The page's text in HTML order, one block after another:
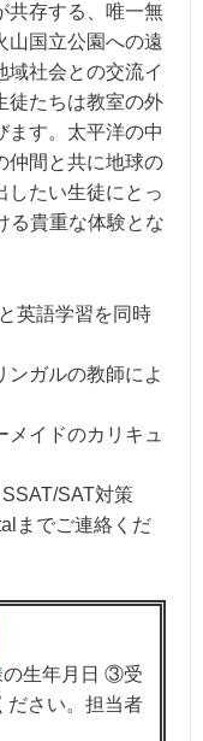
共存する、唯一無
山国立公園への遠
域社会との交流イ
徒たちは教室の外
ます。太平洋の中
仲間と共に地球の
したい生徒にとっ
る貴重な体験とな
英語学習を同時
ンガルの教師によ
メイドのカリキュ
SAT対策
までご連絡くだ
生年月日 ③受
ださい。担当者